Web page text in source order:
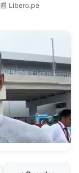
📰 Libero.pe